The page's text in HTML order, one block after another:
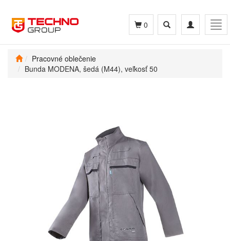
Toggle
navigation
Toggle
search
0
Pracovné oblečenie
Bunda MODENA, šedá (M44), veľkosť 50